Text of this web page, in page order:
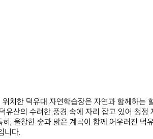
치한 덕유대 자연학습장은 자연과 함께하는
유산의 수려한 풍경 속에 자리 잡고 있어 청정
, 울창한 숲과 맑은 계곡이 함께 어우러진 덕
니다.